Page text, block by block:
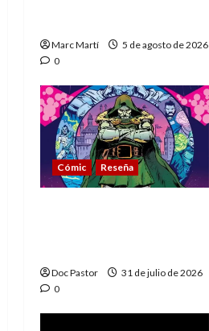
Marc Martí
5 de agosto de 2026
0
Cómic Reseña
Doc Pastor
31 de julio de 2026
0